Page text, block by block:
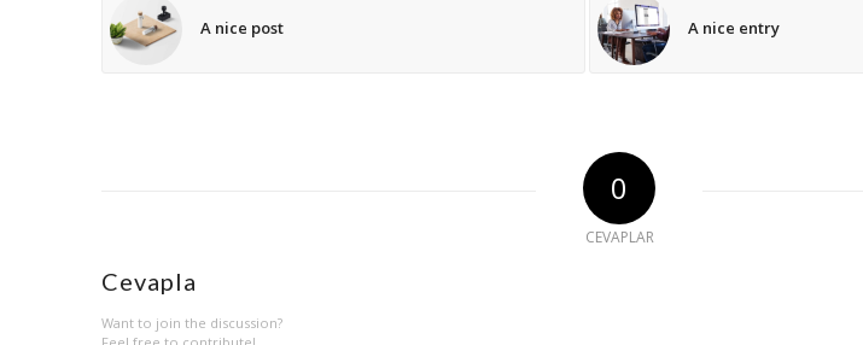
A nice post A nice entry
0
CEVAPLAR
Cevapla
Want to join the discussion?